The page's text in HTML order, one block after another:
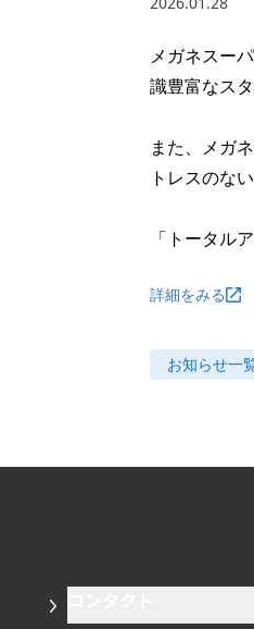
メガネスー
識豊富なス
また、メガ
トレスのな
「トータル
詳細をみる
お知らせ一